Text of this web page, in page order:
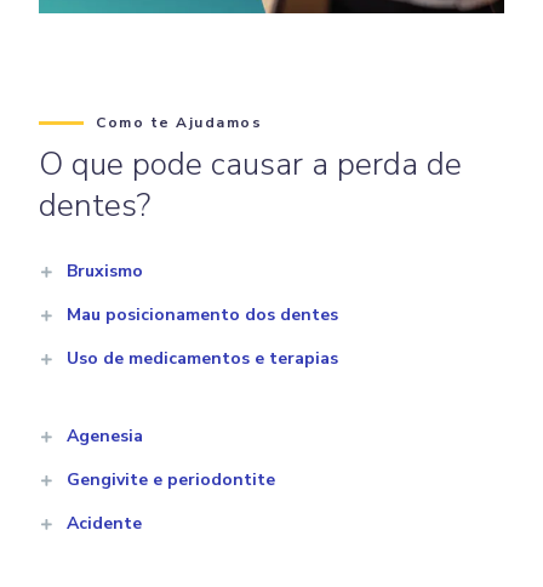
Como te Ajudamos
O que pode causar a perda de
dentes?
Bruxismo
Mau posicionamento dos dentes
Uso de medicamentos e terapias
Agenesia
Gengivite e periodontite
Acidente